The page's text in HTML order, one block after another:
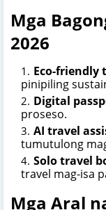
Mga
2026
Eco-friendly
pinipiling
Digital
proseso.
AI travel
tumutulong
Solo travel
travel mag-isa
Mga Aral